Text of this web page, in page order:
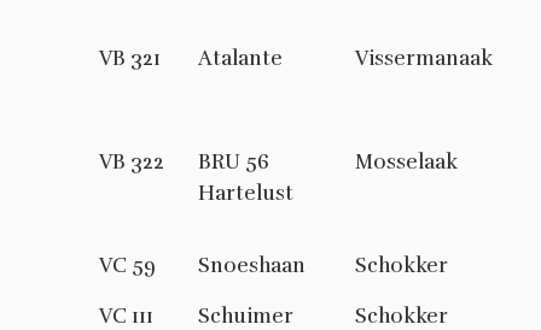
VB 321 Atalante Vissermanaak
VB 322
BRU 56
Hartelust
Mosselaak
VC 59 Snoeshaan
Schokker
VC 111
Schuimer Schokker